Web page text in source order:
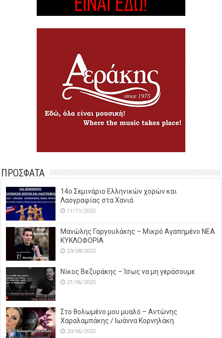
ΠΡΟΣΦΑΤΑ
14o Σεμινάριο Ελληνικών χορών και
Λαογραφίας στα Χανιά
11/11/2025
Μανώλης Γαργουλάκης – Μικρό Αγαπημένο NEΑ
ΚΥΚΛΟΦΟΡΙΑ
23/08/2025
Νίκος Βεζυράκης – Ίσως να μη γεράσουμε
21/06/2025
Στο θολωμένο μου μυαλό – Αντώνης
Χαραλαμπάκης / Ιωάννα Κορνηλάκη.
20/06/2025